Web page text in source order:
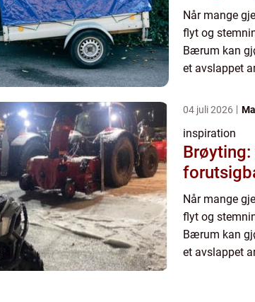
Når mange
flyt og
Bærum kan
et avslappet
04 juli 2026
inspiration
Når mange
flyt og
Bærum kan
et avslappet